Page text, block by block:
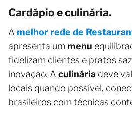
Cardápio e culinária.
A melhor rede de
apresenta um menu
fidelizam clientes e pratos
inovação. A culinária deve
locais quando possível,
brasileiros com técnicas